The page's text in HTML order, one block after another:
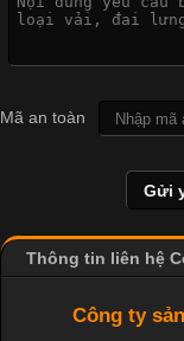
May Mặc Trong
là một trong những
dụng rộng rãi trong
Mã an toàn
Thông tin liên hệ
Công ty